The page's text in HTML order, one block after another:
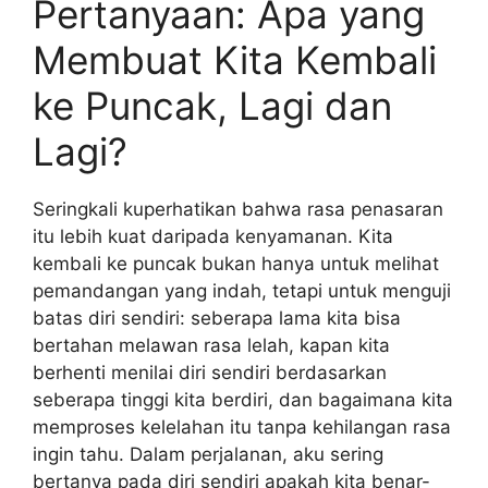
Pertanyaan: Apa yang
Membuat Kita Kembali
ke Puncak, Lagi dan
Lagi?
Seringkali kuperhatikan bahwa rasa penasaran
itu lebih kuat daripada kenyamanan. Kita
kembali ke puncak bukan hanya untuk melihat
pemandangan yang indah, tetapi untuk menguji
batas diri sendiri: seberapa lama kita bisa
bertahan melawan rasa lelah, kapan kita
berhenti menilai diri sendiri berdasarkan
seberapa tinggi kita berdiri, dan bagaimana kita
memproses kelelahan itu tanpa kehilangan rasa
ingin tahu. Dalam perjalanan, aku sering
bertanya pada diri sendiri apakah kita benar-